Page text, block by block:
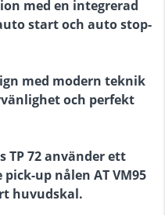
med en integrerad
start och auto stop-
med modern teknik
och perfekt
TP 72 använder ett
up nålen AT VM95
huvudskal.